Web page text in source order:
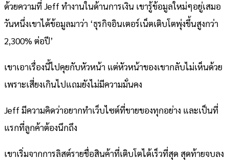
ด้วยความที่ Jeff ทำงานในด้านการเงิน เขารู้ข้อมูลใหม่ๆอยู่เสมอ
วันหนึ่งเขาได้ข้อมูลมาว่า ‘ธุรกิจอินเตอร์เน็ตเติบโตพุ่งขึ้นสูงกว่า
2,300% ต่อปี’
เขาเอาเรื่องนี้ไปคุยกับหัวหน้า แต่หัวหน้าของเขากลับไม่เห็นด้วย
เพราะเสี่ยงเกินไปแถมยังไม่มีความมั่นคง
Jeff มีความคิดว่าอยากทำเว็บไซต์ที่ขายของทุกอย่าง และเป็นที่
แรกที่ลูกค้าต้องนึกถึง
เขาเริ่มจากการลิสต์รายชื่อสินค้าที่เติบโตได้เร็วที่สุด สุดท้ายจบลง